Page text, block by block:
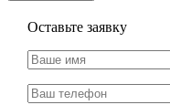
Оставьте заявку